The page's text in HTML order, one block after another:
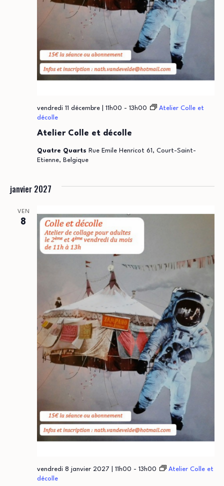
Atelier Colle et décolle
vendredi 11 décembre | 11h00 - 13h00
Atelier Colle et
décolle
Quatre Quarts Rue Emile Henricot 61, Court-Saint-
Etienne, Belgique
janvier 2027
VEN
8
vendredi 8 janvier 2027 | 11h00 - 13h00
Atelier Colle et
décolle